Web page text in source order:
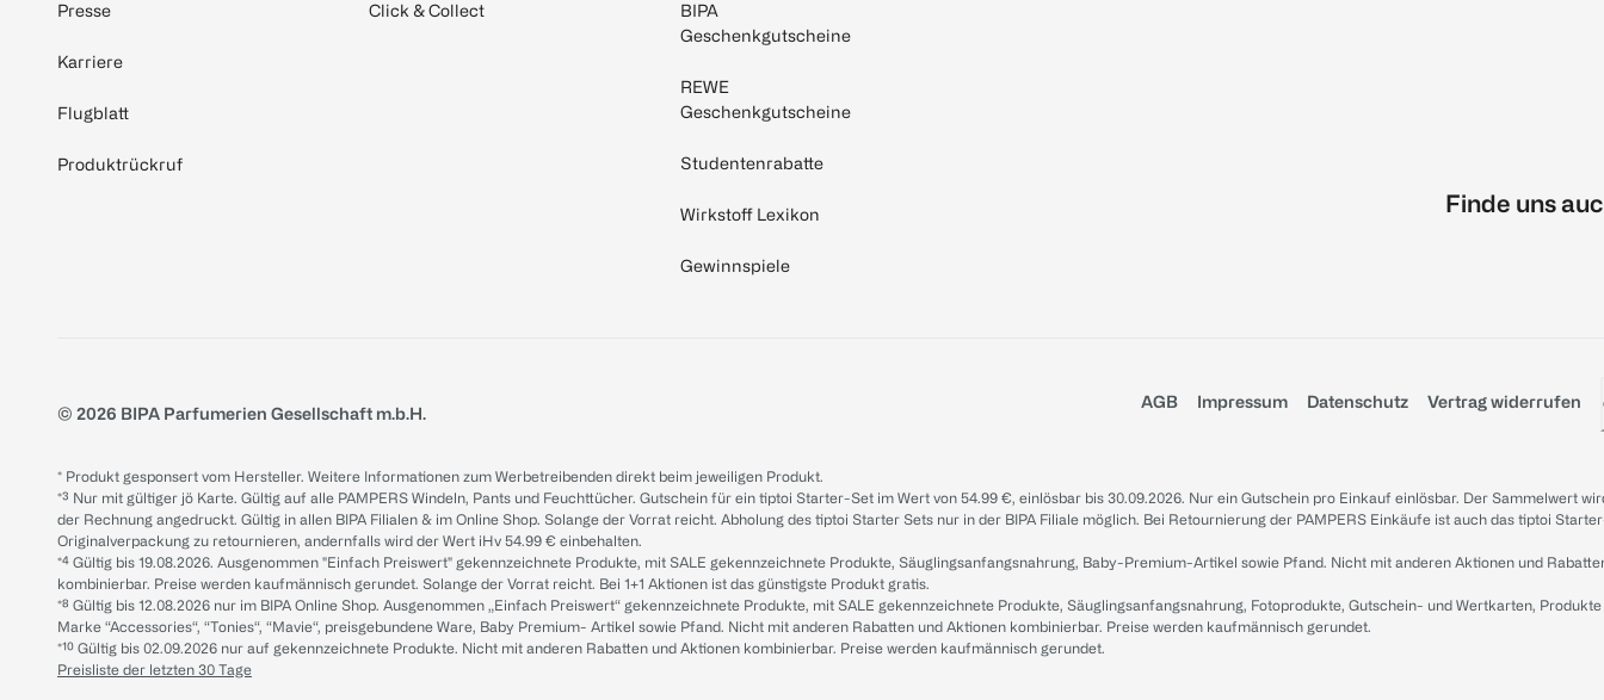
Presse
Karriere
Flugblatt
Produktrückruf
Click & Collect
BIPA
Geschenkgutscheine
REWE
Geschenkgutscheine
Studentenrabatte
Wirkstoff Lexikon
Gewinnspiele
Finde uns
© 2026 BIPA Parfumerien Gesellschaft m.b.H.
AGB Impressum Datenschutz Vertrag widerrufen
* Produkt gesponsert vom Hersteller. Weitere Informationen zum Werbetreibenden direkt beim jeweiligen Produkt.
*³ Nur mit gültiger jö Karte. Gültig auf alle PAMPERS Windeln, Pants und Feuchttücher. Gutschein für ein tiptoi Starter-Set im Wert von 54.99 €, einlösbar bis 30.09.2026. Nur ein Gutschein pro Einkauf einlösbar. Der Sammelwert
der Rechnung angedruckt. Gültig in allen BIPA Filialen & im Online Shop. Solange der Vorrat reicht. Abholung des tiptoi Starter Sets nur in der BIPA Filiale möglich. Bei Retournierung der PAMPERS Einkäufe ist auch das tiptoi
Originalverpackung zu retournieren, andernfalls wird der Wert iHv 54.99 € einbehalten.
*⁴ Gültig bis 19.08.2026. Ausgenommen "Einfach Preiswert" gekennzeichnete Produkte, mit SALE gekennzeichnete Produkte, Säuglingsanfangsnahrung, Baby-Premium-Artikel sowie Pfand. Nicht mit anderen Aktionen und
kombinierbar. Preise werden kaufmännisch gerundet. Solange der Vorrat reicht. Bei 1+1 Aktionen ist das günstigste Produkt gratis.
*⁸ Gültig bis 12.08.2026 nur im BIPA Online Shop. Ausgenommen „Einfach Preiswert“ gekennzeichnete Produkte, mit SALE gekennzeichnete Produkte, Säuglingsanfangsnahrung, Fotoprodukte, Gutschein- und Wertkarten,
Marke “Accessories“, “Tonies“, “Mavie“, preisgebundene Ware, Baby Premium- Artikel sowie Pfand. Nicht mit anderen Rabatten und Aktionen kombinierbar. Preise werden kaufmännisch gerundet.
*¹⁰ Gültig bis 02.09.2026 nur auf gekennzeichnete Produkte. Nicht mit anderen Rabatten und Aktionen kombinierbar. Preise werden kaufmännisch gerundet.
Preisliste der letzten 30 Tage